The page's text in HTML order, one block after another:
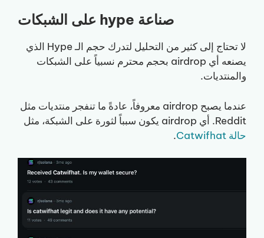
صناعة hype على الشبكات
لا تحتاج إلى كثير من التحليل لتدرك حجم الـ Hype الذي
يصنعه أي airdrop بحجم محترم نسبياً على الشبكات
والمنتديات.
عندما يصبح airdrop معروفاً، عادةً ما تنفجر منتديات مثل
Reddit. أي airdrop يكون سبباً لثورة على الشبكة، مثل
حالة Catwifhat
.